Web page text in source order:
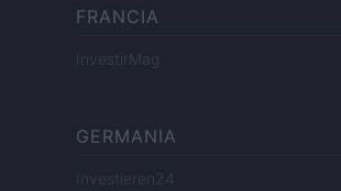
FRANCIA
InvestirMag
GERMANIA
Investieren24